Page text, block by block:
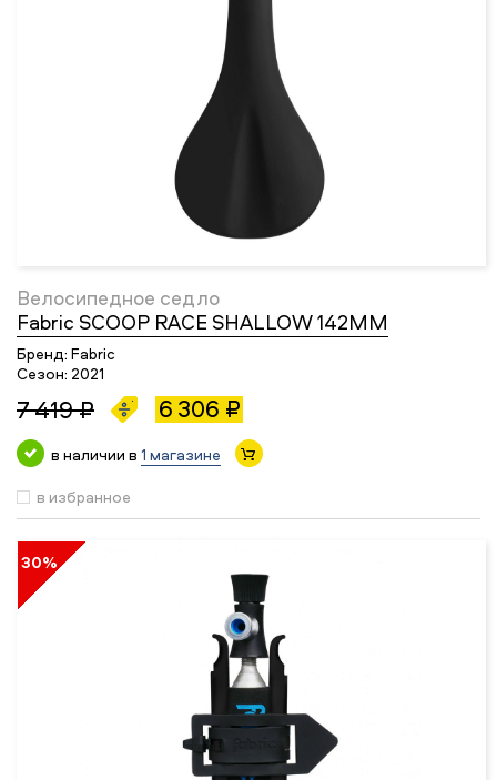
Велосипедное седло
Fabric SCOOP RACE SHALLOW 142MM
Бренд: Fabric
Сезон: 2021
7 419 ₽ 6 306 ₽
в наличии в 1 магазине
в избранное
30%